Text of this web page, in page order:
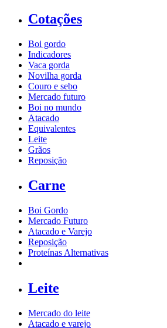
Cotações
Boi gordo
Indicadores
Vaca gorda
Novilha gorda
Couro e sebo
Mercado futuro
Boi no mundo
Atacado
Equivalentes
Leite
Grãos
Reposição
Carne
Boi Gordo
Mercado Futuro
Atacado e Varejo
Reposição
Proteínas Alternativas
Leite
Mercado do leite
Atacado e varejo